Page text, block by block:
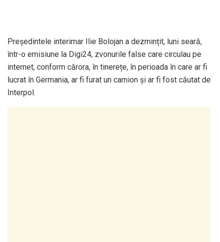
Președintele interimar Ilie Bolojan a dezmințit, luni seară,
într-o emisiune la Digi24, zvonurile false care circulau pe
internet, conform cărora, în tinerețe, în perioada în care ar fi
lucrat în Germania, ar fi furat un camion și ar fi fost căutat de
Interpol.